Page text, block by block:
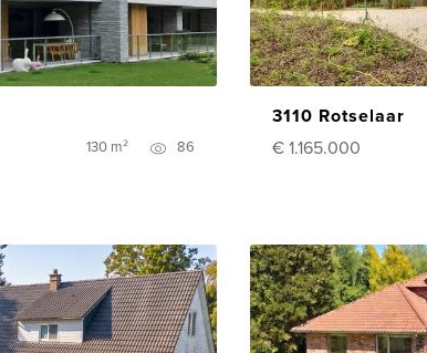
130 m² 86
3110 Rotselaar
€ 1.165.000